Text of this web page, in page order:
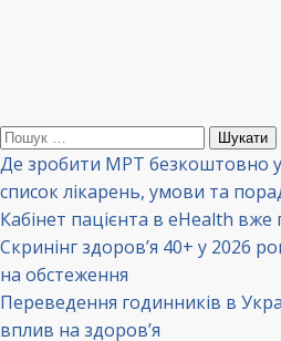
Пошук:
Де зробити МРТ безкоштовно у
список лікарень, умови та
Кабінет пацієнта в eHealth
Скринінг здоров’я 40+ у 2026
на обстеження
Переведення годинників в
вплив на здоров’я